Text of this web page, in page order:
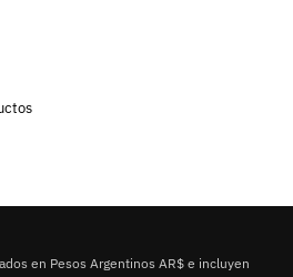
en Pesos Argentinos AR$ e incluyen